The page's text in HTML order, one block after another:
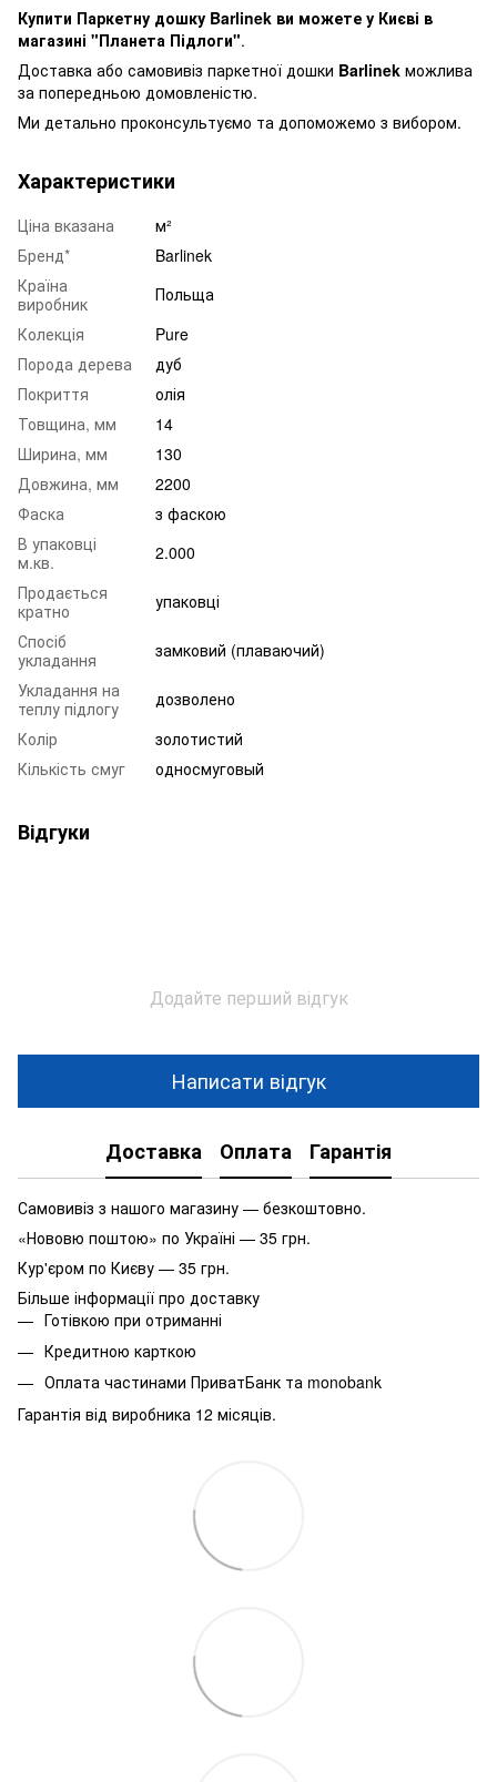
Купити Паркетну дошку Barlinek ви можете у Києві в
магазині "Планета Підлоги".
Доставка або самовивіз паркетної дошки Barlinek можлива
за попередньою домовленістю.
Ми детально проконсультуємо та допоможемо з вибором.
Характеристики
Ціна вказана
м²
Бренд*
Barlinek
Країна
виробник
Польща
Колекція
Pure
Порода дерева
дуб
Покриття
олія
Товщина, мм
14
Ширина, мм
130
Довжина, мм
2200
Фаска
з фаскою
В упаковці
м.кв.
2.000
Продається
кратно
упаковці
Спосіб
укладання
замковий (плаваючий)
Укладання на
теплу підлогу
дозволено
Колір
золотистий
Кількість смуг
односмуговый
Відгуки
Додайте перший відгук
Написати відгук
Доставка Оплата Гарантія
Самовивіз з нашого магазину — безкоштовно.
«Нововю поштою» по Україні — 35 грн.
Кур'єром по Києву — 35 грн.
Більше інформації про доставку
Готівкою при отриманні
Кредитною карткою
Оплата частинами ПриватБанк та monobank
Гарантія від виробника 12 місяців.